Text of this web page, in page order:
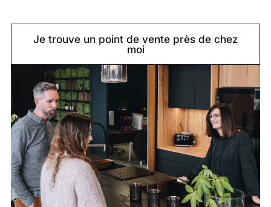
Je trouve un point de vente près de chez
moi